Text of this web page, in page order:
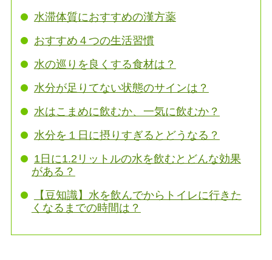
水滞体質におすすめの漢方薬
おすすめ４つの生活習慣
水の巡りを良くする食材は？
水分が足りてない状態のサインは？
水はこまめに飲むか、一気に飲むか？
水分を１日に摂りすぎるとどうなる？
1日に1.2リットルの水を飲むとどんな効果
がある？
【豆知識】水を飲んでからトイレに行きた
くなるまでの時間は？